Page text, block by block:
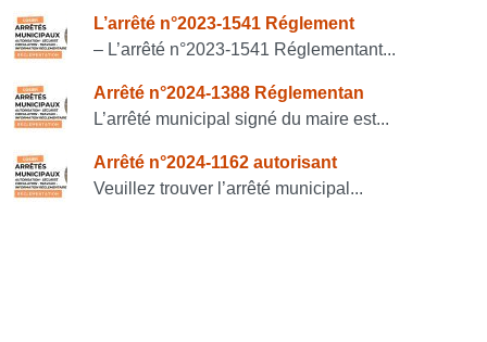
Consulter également
L’arrêté n°2023-1541 Réglement
– L’arrêté n°2023-1541 Réglementant...
Arrêté n°2024-1388 Réglementan
L’arrêté municipal signé du maire est...
Arrêté n°2024-1162 autorisant
Veuillez trouver l’arrêté municipal...